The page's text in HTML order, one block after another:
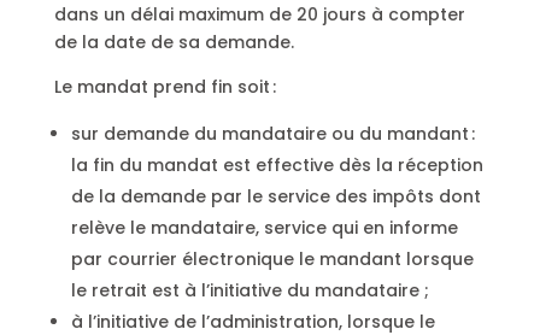
dans un délai maximum de 20 jours à compter
de la date de sa demande.
Le mandat prend fin soit :
sur demande du mandataire ou du mandant :
la fin du mandat est effective dès la réception
de la demande par le service des impôts dont
relève le mandataire, service qui en informe
par courrier électronique le mandant lorsque
le retrait est à l’initiative du mandataire ;
à l’initiative de l’administration, lorsque le